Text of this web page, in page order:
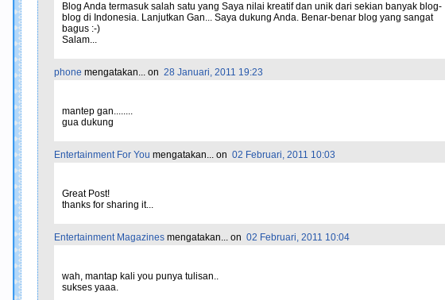
Blog Anda termasuk salah satu yang Saya nilai kreatif dan unik dari sekian banyak blog-
blog di Indonesia. Lanjutkan Gan... Saya dukung Anda. Benar-benar blog yang sangat
bagus :-)
Salam...
phone mengatakan... on 28 Januari, 2011 19:23
mantep gan........
gua dukung
Entertainment For You mengatakan... on 02 Februari, 2011 10:03
Great Post!
thanks for sharing it...
Entertainment Magazines mengatakan... on 02 Februari, 2011 10:04
wah, mantap kali you punya tulisan..
sukses yaaa.